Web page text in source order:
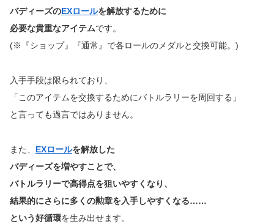
バディーズのEXロールを解放するために
必要な貴重なアイテムです。
(※『ショップ』『通常』で各ロールのメダルと交換可能。)
入手手段は限られており、
「このアイテムを交換するためにバトルラリーを周回する」
と言っても過言ではありません。
また、 EXロールを解放した
バディーズを増やすことで、
バトルラリーで高得点を狙いやすくなり、
結果的にさらに多くの勲章を入手しやすくなる……
という好循環を生み出せます。